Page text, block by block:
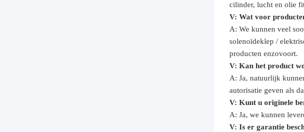
cilinder, lucht en olie
V: Wat voor
A: We kunnen veel
solenoïdeklep /
producten enzovoort.
V: Kan het product
A: Ja, natuurlijk
autorisatie geven als
V: Kunt u originele
A: Ja, we kunnen
V: Is er garantie